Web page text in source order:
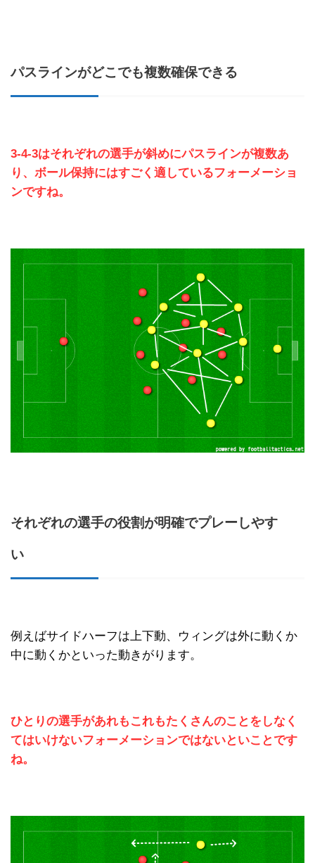
パスラインがどこでも複数確保できる
3-4-3はそれぞれの選手が斜めにパスラインが複数あ
り、ボール保持にはすごく適しているフォーメーショ
ンですね。
それぞれの選手の役割が明確でプレーしやす
い
例えばサイドハーフは上下動、ウィングは外に動くか
中に動くかといった動きがります。
ひとりの選手があれもこれもたくさんのことをしなく
てはいけないフォーメーションではないといことです
ね。